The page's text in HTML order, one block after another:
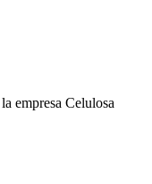
empresa Celulosa